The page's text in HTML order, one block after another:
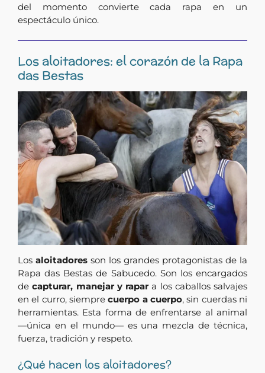
del momento convierte cada rapa en un
espectáculo único.
Los aloitadores: el corazón de la Rapa
das Bestas
Los aloitadores son los grandes protagonistas de la
Rapa das Bestas de Sabucedo. Son los encargados
decapturar, manejar y rapar a los caballos salvajes
en el curro, siemprecuerpo a cuerpo, sin cuerdas ni
herramientas. Esta forma de enfrentarse al animal
—única en el mundo— es una mezcla de técnica,
fuerza, tradición y respeto.
¿Qué hacen los aloitadores?